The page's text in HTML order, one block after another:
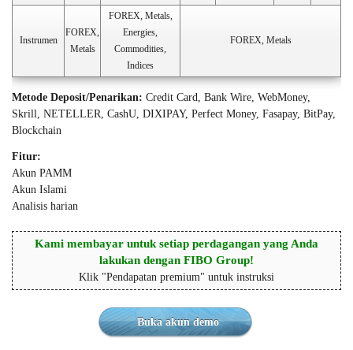
Instrumen
FOREX,
Metals
FOREX, Metals,
Energies,
Commodities,
Indices
FOREX, Metals
Metode Deposit/Penarikan: Credit Card, Bank Wire, WebMoney,
Skrill, NETELLER, CashU, DIXIPAY, Perfect Money, Fasapay, BitPay,
Blockchain
Fitur:
Akun PAMM
Akun Islami
Analisis harian
Kami membayar untuk setiap perdagangan yang Anda
lakukan dengan FIBO Group!
Klik "Pendapatan premium" untuk instruksi
Buka akun demo